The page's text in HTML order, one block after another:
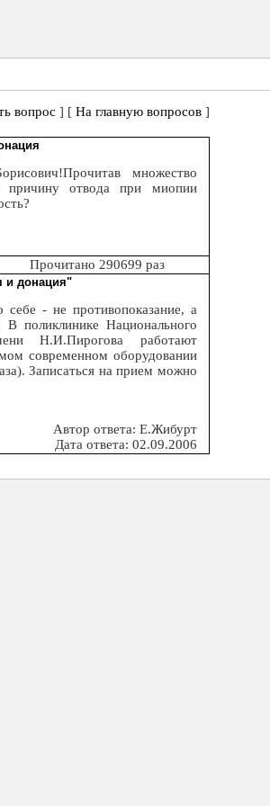
вопрос ] [ На главную вопросов]
множество
причину отвода при миопии
Прочитано 290699 раз
и донация"
- не противопоказание, а
В поликлинике Национального
Н.И.Пирогова работают
современном оборудовании
Записаться на прием можно
Автор ответа: Е.Жибурт
Дата ответа: 02.09.2006